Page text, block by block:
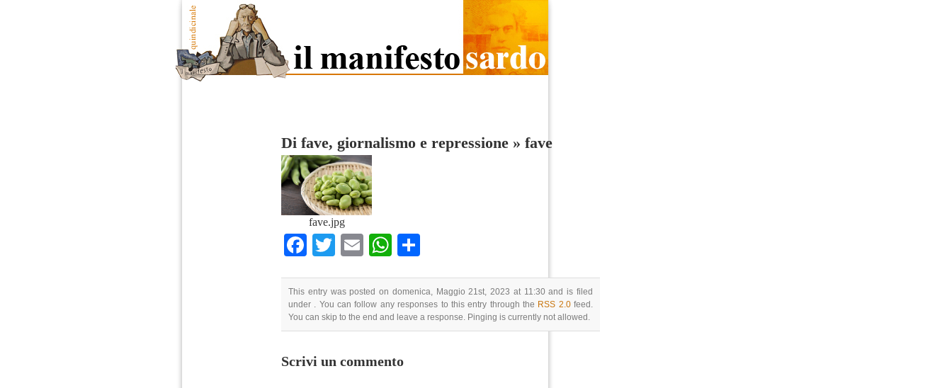
Di fave, giornalismo e repressione » fave
fave.jpg
Facebook
TwitterEmailWhatsApp
This entry was posted on domenica, Maggio 21st, 2023 at 11:30 and is filed
under . You can follow any responses to this entry through the RSS 2.0feed.
You can skip to the end and leave a response. Pinging is currently not allowed.
Scrivi un commento